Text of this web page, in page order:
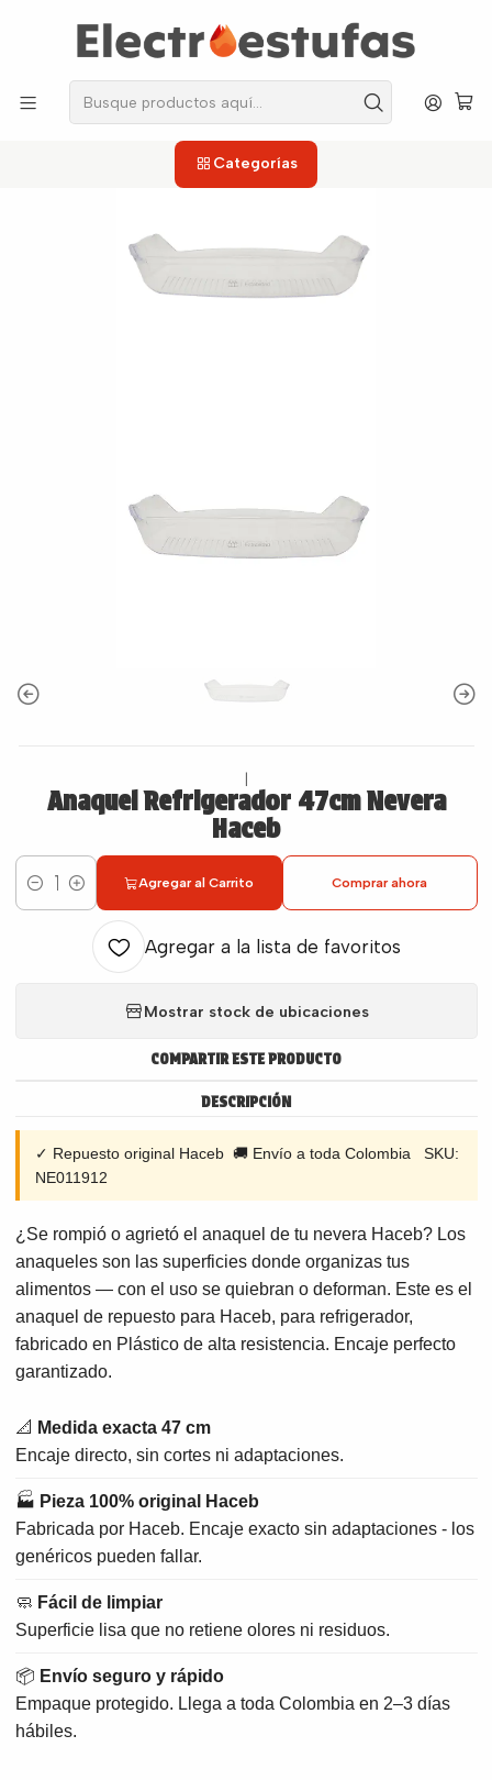
Categorías
los repuestos que necesitas, sin salir de casa!
Anaquel Refrigerador 47cm Nevera Haceb
Anaquel Refrigerador 47cm Nevera
Haceb
Cantidad
Agregar al Carrito Comprar ahora
Agregar a la lista de favoritos
Mostrar stock de ubicaciones
COMPARTIR ESTE PRODUCTO
DESCRIPCIÓN
✓ Repuesto original Haceb 🚚 Envío a toda Colombia SKU:
NE011912
¿Se rompió o agrietó el anaquel de tu nevera Haceb? Los
anaqueles son las superficies donde organizas tus
alimentos — con el uso se quiebran o deforman. Este es el
anaquel de repuesto para Haceb, para refrigerador,
fabricado en Plástico de alta resistencia. Encaje perfecto
garantizado.
📐 Medida exacta 47 cm
Encaje directo, sin cortes ni adaptaciones.
🏭 Pieza 100% original Haceb
Fabricada por Haceb. Encaje exacto sin adaptaciones - los
genéricos pueden fallar.
🧼 Fácil de limpiar
Superficie lisa que no retiene olores ni residuos.
📦 Envío seguro y rápido
Empaque protegido. Llega a toda Colombia en 2–3 días
hábiles.